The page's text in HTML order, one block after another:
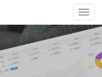
江
苏
集
创
信
科
技
有
限